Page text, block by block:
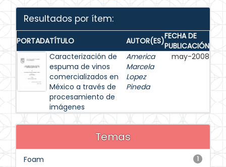
Resultados por ítem:
PORTADATÍTULO AUTOR(ES)FECHA DE
PUBLICACIÓN
Caracterización de
espuma de vinos
comercializados en
México a través de
procesamiento de
imágenes
America
Marcela
Lopez
Pineda
may-2008
Temas
1
Foam